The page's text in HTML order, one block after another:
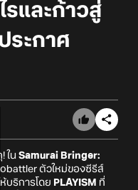
และก้าวสู่
ระกาศ
ใน Samurai Bringer:
ตัวใหม่ของซีรีส์
ห้บริการโดย PLAYISM ที่